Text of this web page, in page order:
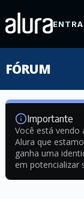
FÓRUM
Importante
Você está vendo
Alura que
ganha uma
em potencializar